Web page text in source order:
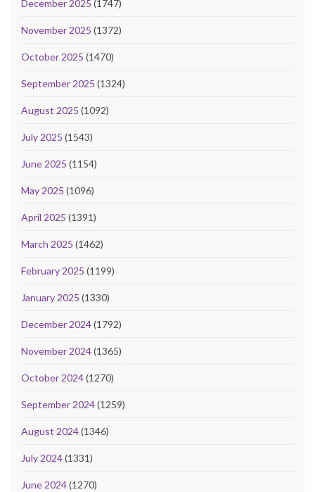
December 2025 (1747)
November 2025 (1372)
October 2025 (1470)
September 2025 (1324)
August 2025 (1092)
July 2025 (1543)
June 2025 (1154)
May 2025 (1096)
April 2025 (1391)
March 2025 (1462)
February 2025 (1199)
January 2025 (1330)
December 2024(1792)
November 2024(1365)
October 2024(1270)
September 2024(1259)
August 2024(1346)
July 2024(1331)
June 2024(1270)